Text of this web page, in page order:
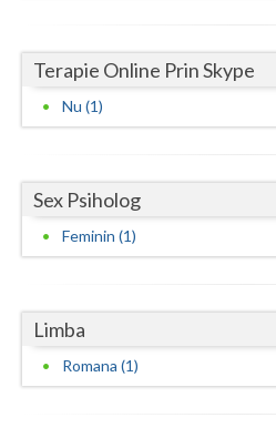
Suceava
Teleorman
Tulcea
Valcea
Vrancea
Terapie Online Prin Skype
Nu (1)
Sex Psiholog
Feminin (1)
Limba
Romana (1)